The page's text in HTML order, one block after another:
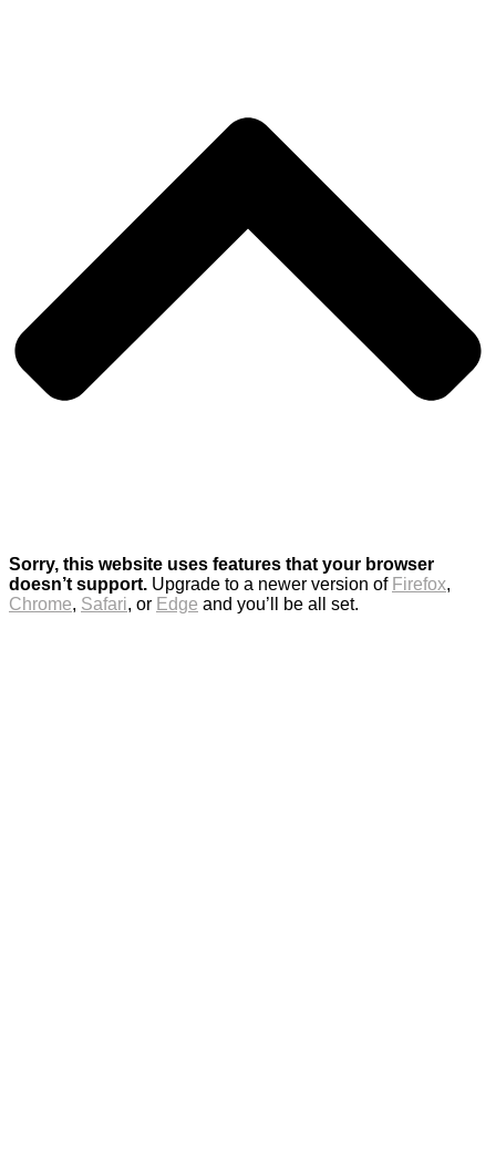
Sorry, this website uses features that your browser
doesn’t support. Upgrade to a newer version of Firefox,
Chrome, Safari, or Edge and you’ll be all set.